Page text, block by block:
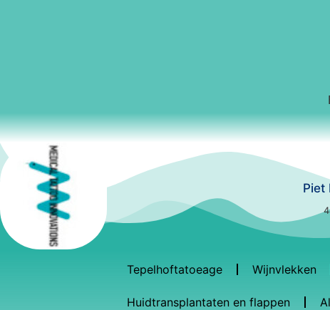
Piet
Tepelhoftatoeage Wijnvlekken
Huidtransplantaten en flappen